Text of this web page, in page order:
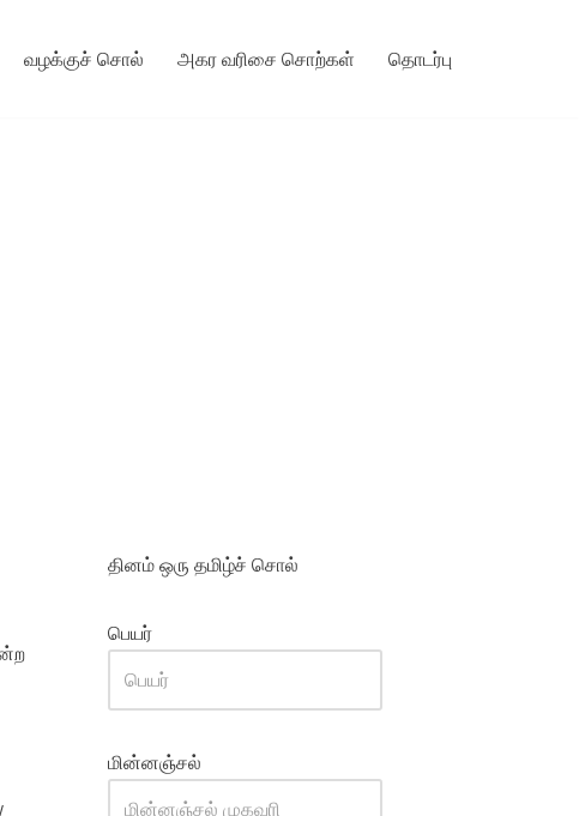
வழக்குச் சொல் அகர வரிசை சொற்கள் தொடர்பு
தினம் ஒரு தமிழ்ச் சொல்
பெயர்
மின்னஞ்சல்